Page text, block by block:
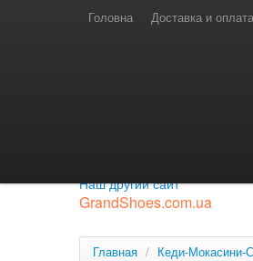
Головна Доставка и оплата
Лайф: (063) 527-76-88 МТС:
Наш другий сайт
GrandShoes.com.ua
Главная / Кеди-Мокасини-